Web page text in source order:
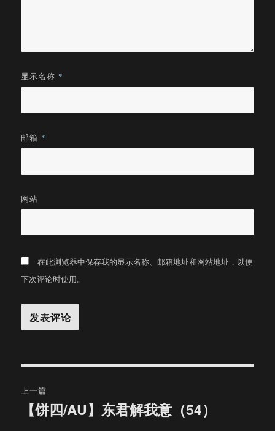
显示名称 *
邮箱 *
网站
在此浏览器中保存我的显示名称、邮箱地址和网站地址，以便
下次评论时使用。
章
上一篇
【饼四/AU】东君解我意（54）